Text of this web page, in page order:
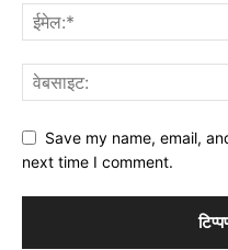
Save my name, email,
next time I comment.